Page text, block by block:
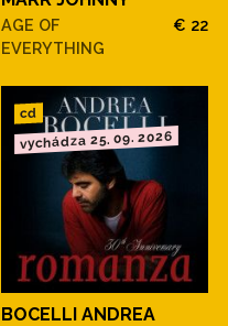
AGE OF
EVERYTHING
€ 22
cd
vychádza 25. 09. 2026
BOCELLI ANDREA